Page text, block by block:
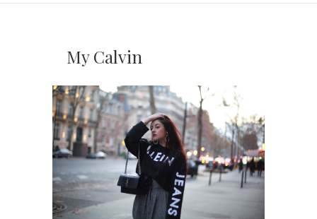
My Calvin